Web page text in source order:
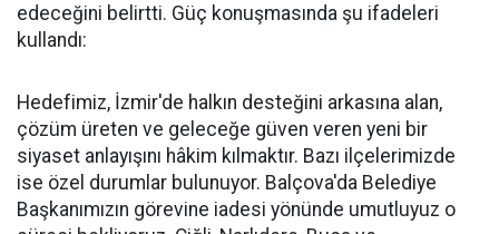
edeceğini belirtti. Güç konuşmasında şu ifadeleri
kullandı:
Hedefimiz, İzmir'de halkın desteğini arkasına alan,
çözüm üreten ve geleceğe güven veren yeni bir
siyaset anlayışını hâkim kılmaktır. Bazı ilçelerimizde
ise özel durumlar bulunuyor. Balçova'da Belediye
Başkanımızın görevine iadesi yönünde umutluyuz o